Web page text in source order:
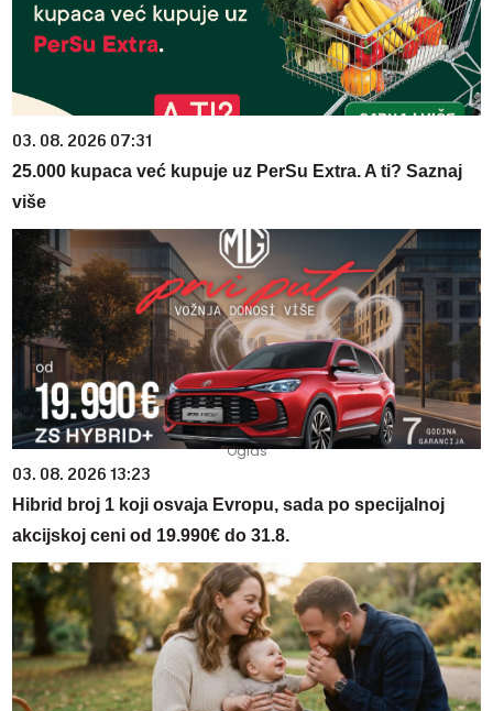
03. 08. 2026 07:31
25.000 kupaca već kupuje uz PerSu Extra. A ti? Saznaj
više
03. 08. 2026 13:23
Hibrid broj 1 koji osvaja Evropu, sada po specijalnoj
akcijskoj ceni od 19.990€ do 31.8.